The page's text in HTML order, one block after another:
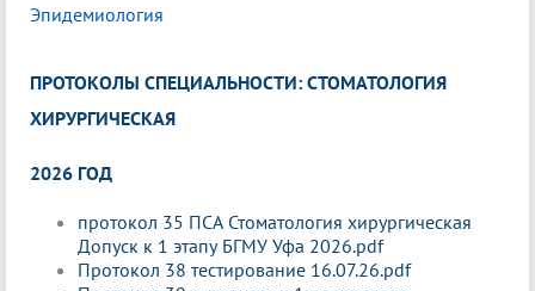
Эпидемиология
ПРОТОКОЛЫ СПЕЦИАЛЬНОСТИ: СТОМАТОЛОГИЯ
ХИРУРГИЧЕСКАЯ
2026 ГОД
протокол 35 ПСА Стоматология хирургическая
Допуск к 1 этапу БГМУ Уфа 2026.pdf
Протокол 38 тестирование 16.07.26.pdf